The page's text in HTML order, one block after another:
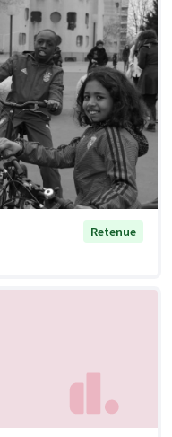
Retenue